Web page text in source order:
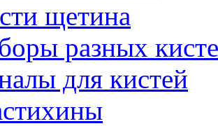
щетина
разных
для кистей